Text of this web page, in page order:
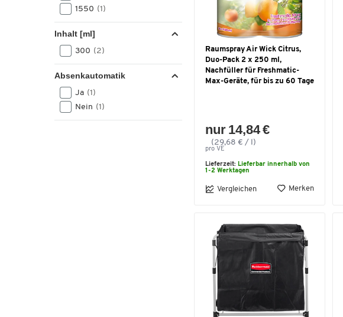
1550 (1)
Inhalt [ml]
300 (2)
Absenkautomatik
Ja (1)
Nein (1)
Raumspray Air Wick Citrus,
Duo-Pack 2 x 250 ml,
Nachfüller für Freshmatic-
Max-Geräte, für bis zu 60 Tage
nur 14,84 €
(29,68 € / l)
pro VE
Lieferzeit: Lieferbar innerhalb von
1-2 Werktagen
Vergleichen Merken